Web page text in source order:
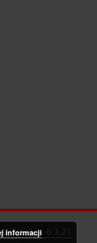
dLibra 6.3.21
informacji